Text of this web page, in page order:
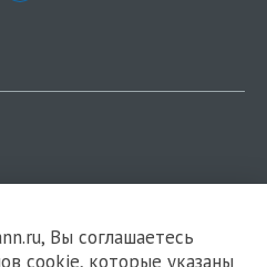
Вы соглашаетесь
cookie, которые указаны